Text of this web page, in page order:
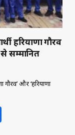
हरियाणा गौरव
से सम्मानित
गौरव’ और ‘हरियाणा